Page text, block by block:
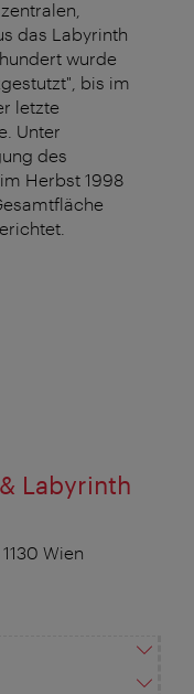
das Labyrinth
wurde
bis im
letzte
Unter
des
Herbst 1998
Labyrinth
Wien